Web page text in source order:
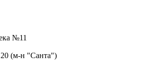
№11
20 (м-н "Санта")